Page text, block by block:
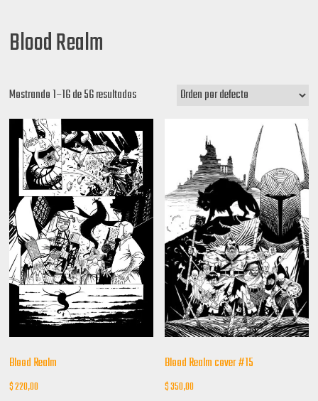
Blood Realm
Mostrando 1–16 de 56 resultados
Blood Realm
$220,00
Blood Realm cover #15
$350,00